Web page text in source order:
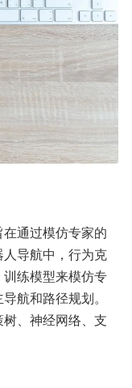
通过模仿专家的
导航中，行为克
练模型来模仿专
航和路径规划。
、神经网络、支